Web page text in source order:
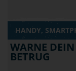
HANDY,
WARNE
BETRUG